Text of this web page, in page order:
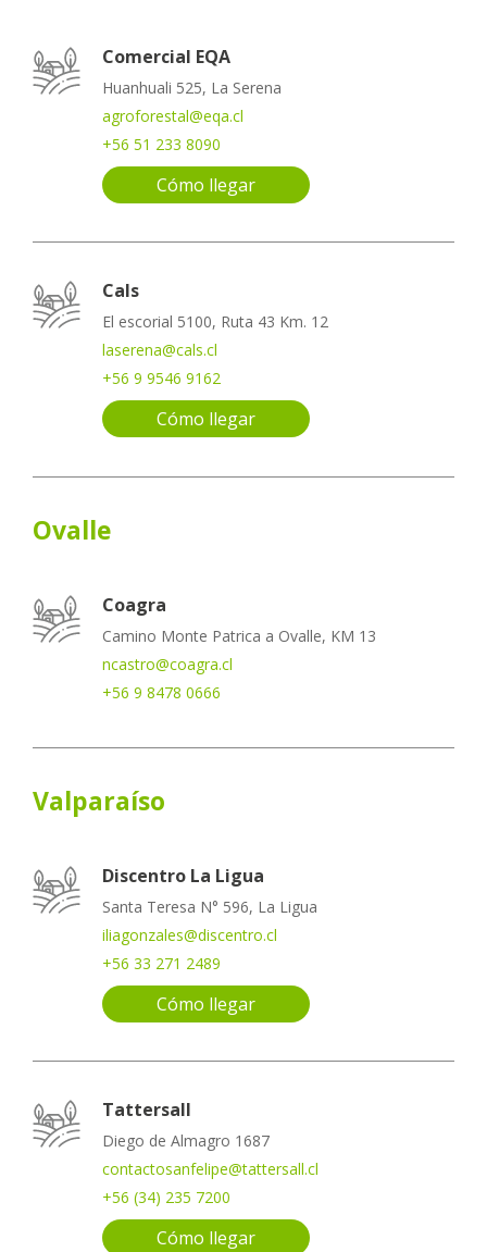
Comercial EQA
Huanhuali 525, La Serena
agroforestal@eqa.cl
+56 51 233 8090
Cómo llegar
Cals
El escorial 5100, Ruta 43 Km. 12
laserena@cals.cl
+56 9 9546 9162
Cómo llegar
Ovalle
Coagra
Camino Monte Patrica a Ovalle, KM 13
ncastro@coagra.cl
+56 9 8478 0666
Valparaíso
Discentro La Ligua
Santa Teresa N° 596, La Ligua
iliagonzales@discentro.cl
+56 33 271 2489
Cómo llegar
Tattersall
Diego de Almagro 1687
contactosanfelipe@tattersall.cl
+56 (34) 235 7200
Cómo llegar